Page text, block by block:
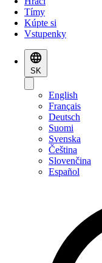
Tímy
Kúpte si
Vstupenky
SK
English
Français
Deutsch
Suomi
Svenska
Čeština
Slovenčina
Español